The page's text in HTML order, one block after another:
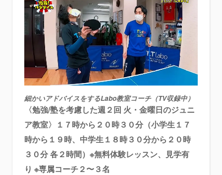
細かいアドバイスをするLabo教室コーチ（TV収録中）
〈勉強/塾を考慮した週２回 火・金曜日のジュニ
ア教室〉１７時から２０時３０分（小学生１７
時から１９時、中学生１８時３０分から２０時
３０分 各２時間）※無料体験レッスン、見学有
り ※専属コーチ２〜３名